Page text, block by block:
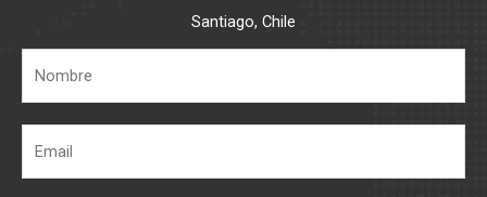
Santiago, Chile